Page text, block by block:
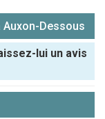
Auxon-Dessous
lui un avis